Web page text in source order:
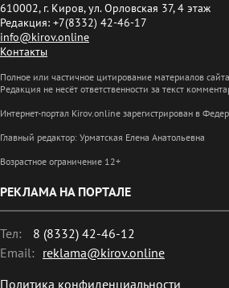
610002, г. Киров, ул. Орловская 37, 4 этаж
Редакция: +7(8332) 42-46-17
info@kirov.online
Контакты
Полное или частичное цитирование материалов
Редакция не несёт ответственности за текст
Интернет-портал Kirov.online зарегистрирован в
Главный редактор: Урматская Елена Анатольевна
Возрастное ограничение 12+
РЕКЛАМА НА ПОРТАЛЕ
Тел:
8 (8332) 42-46-12
Email: reklama@kirov.online
Политика конфиденциальности